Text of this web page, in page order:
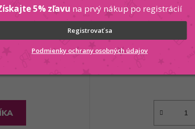
Kallos OXI
5% zľavu na prvý nákup po registrácií
Registrovať sa
Podmienky ochrany osobných údajov